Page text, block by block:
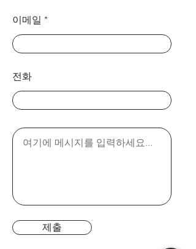
이메일
전화
제출